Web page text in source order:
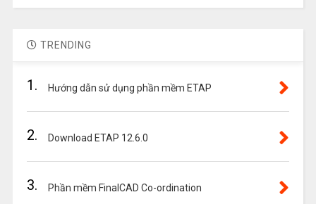
TRENDING
1. Hướng dẫn sử dụng phần mềm ETAP
2. Download ETAP 12.6.0
3. Phần mềm FinalCAD Co-ordination